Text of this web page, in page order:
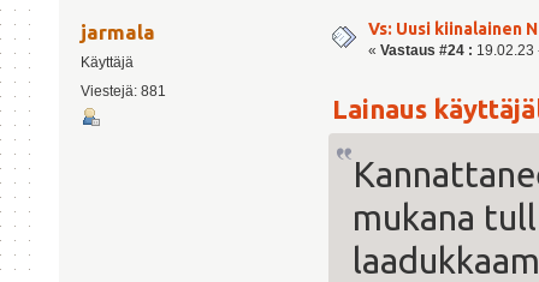
jarmala
Käyttäjä
Viestejä: 881
Vs: Uusi kiinalainen
« Vastaus #24 : 19.02.23
Lainaus
mukana